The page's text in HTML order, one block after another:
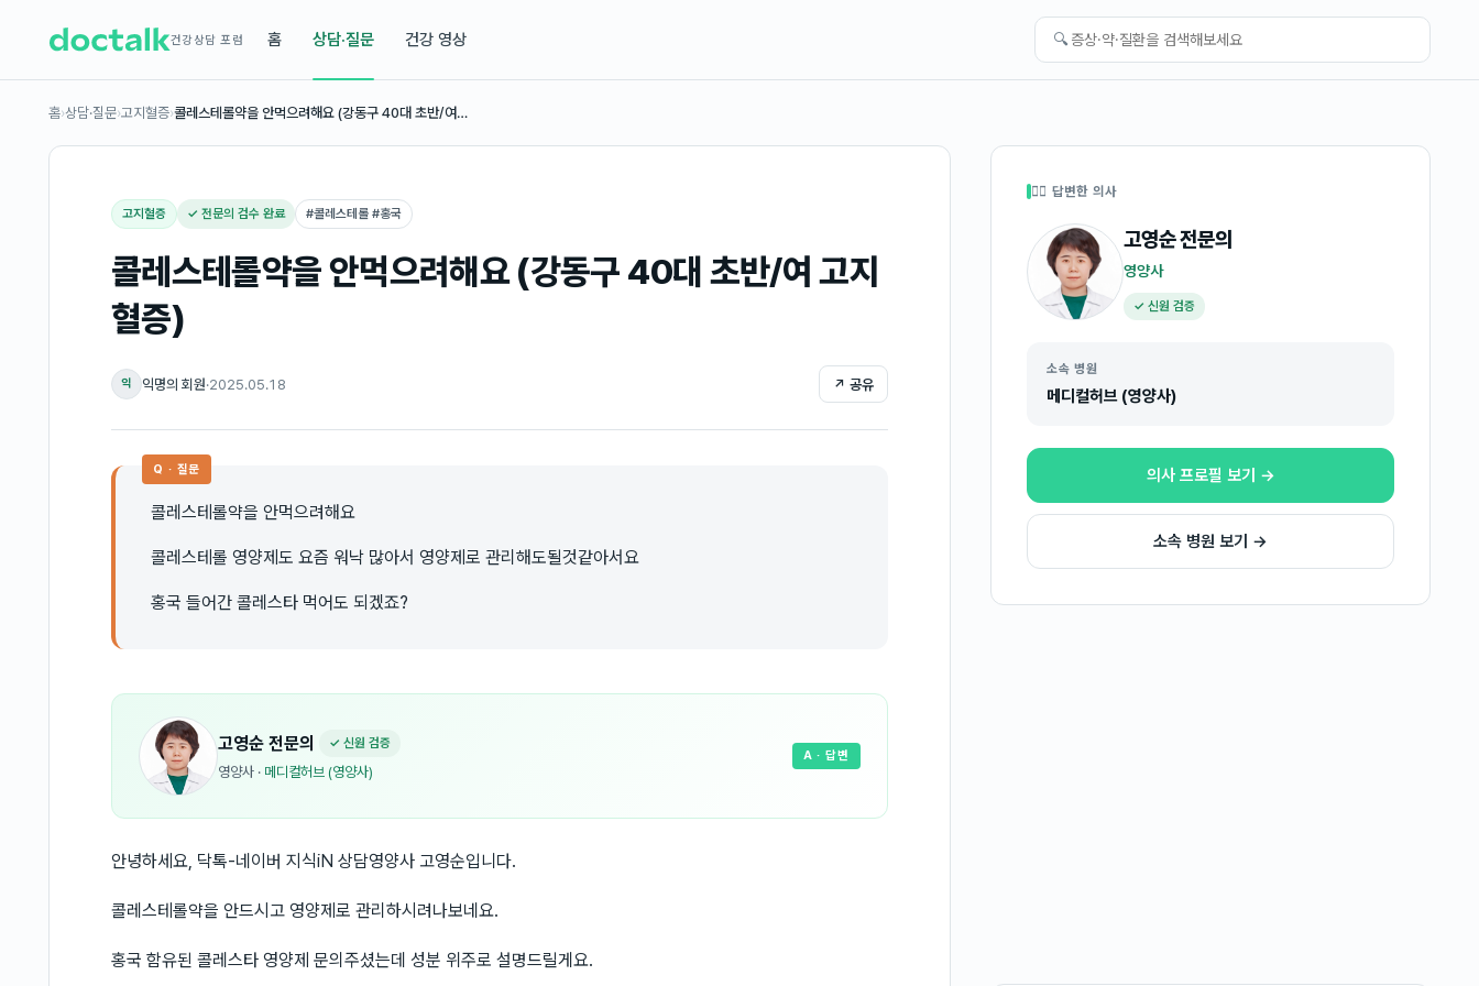
건강상담 포럼 홈 상담·질문 건강 영상 🔍
홈›상담·질문›고지혈증›콜레스테롤약을 안먹으려해요 (강동구 40대 초반/여…
고지혈증 ✓ 전문의 검수 완료 #콜레스테롤 #홍국
콜레스테롤약을 안먹으려해요 (강동구 40대 초반/여 고지
혈증)
익 익명의 회원·2025.05.18 ↗ 공유
Q · 질문
콜레스테롤약을 안먹으려해요
콜레스테롤 영양제도 요즘 워낙 많아서 영양제로 관리해도될것같아서요
홍국 들어간 콜레스타 먹어도 되겠죠?
고영순 전문의 ✓ 신원 검증
영양사 · 메디컬허브 (영양사)
A · 답변
안녕하세요, 닥톡-네이버 지식iN 상담영양사 고영순입니다.
콜레스테롤약을 안드시고 영양제로 관리하시려나보네요.
홍국 함유된 콜레스타 영양제 문의주셨는데 성분 위주로 설명드릴게요.
👩‍⚕️ 답변한 의사
고영순전문의
영양사
✓ 신원 검증
소속 병원
메디컬허브 (영양사)
의사 프로필 보기 →
소속 병원 보기 →